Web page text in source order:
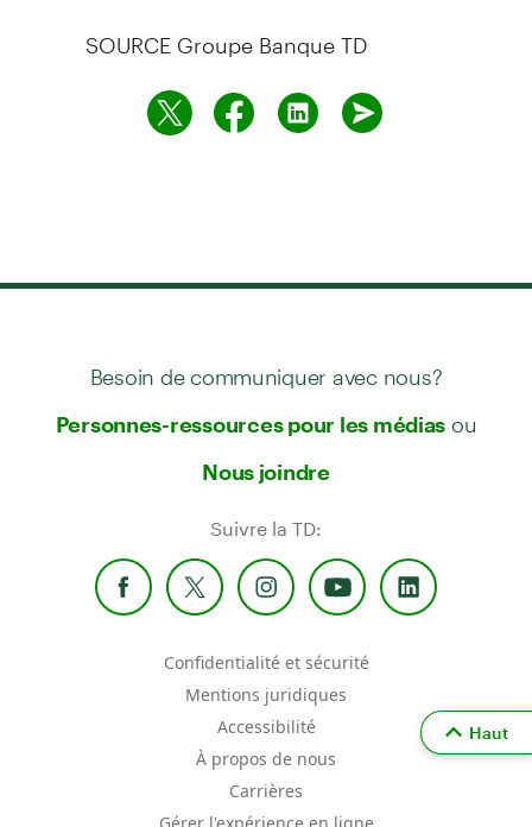
SOURCE Groupe Banque TD
Besoin de communiquer avec nous?
Personnes-ressources pour les médias ou
Nous joindre
Suivre la TD:
Confidentialité et sécurité
Mentions juridiques
Accessibilité
À propos de nous
Carrières
Haut